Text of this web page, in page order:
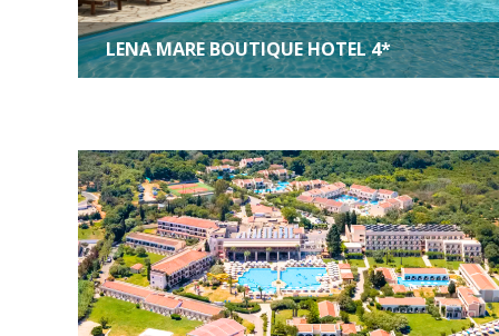
LENA MARE BOUTIQUE HOTEL 4*